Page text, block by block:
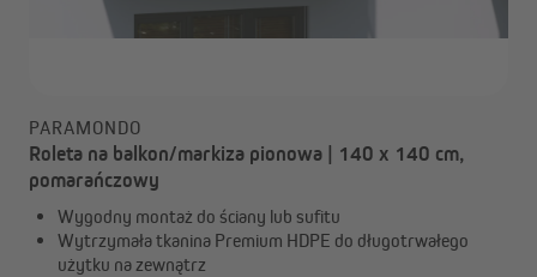
PARAMONDO
Roleta na balkon/markiza pionowa | 140 x 140 cm,
pomarańczowy
Wygodny montaż do ściany lub sufitu
Wytrzymała tkanina Premium HDPE do długotrwałego
użytku na zewnątrz